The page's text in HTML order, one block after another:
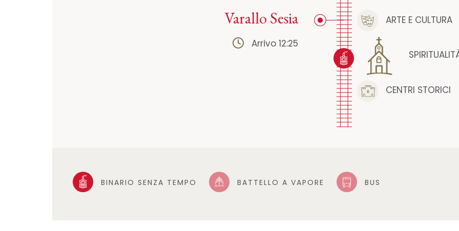
ARTE E CULTURA
CENTRI STORICI
Varallo Sesia
Arrivo 12:25
BINARIO SENZA TEMPO BATTELLO A VAPORE BUS